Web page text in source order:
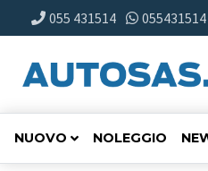
055 431514 055431514
NUOVO NOLEGGIO